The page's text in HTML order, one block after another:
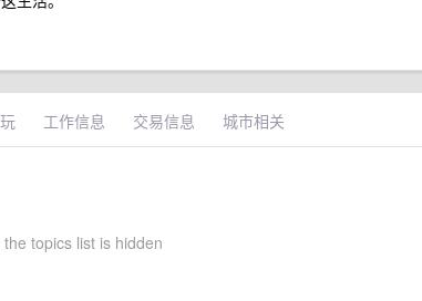
工作信息 交易信息 城市相关
topics list is hidden